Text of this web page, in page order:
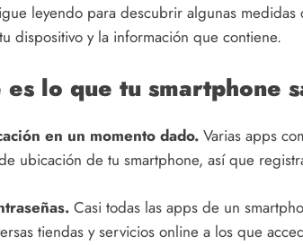
leyendo para descubrir algunas
dispositivo y la información que contiene.
es lo que tu smartphone
en un momento dado. Varias apps
ubicación de tu smartphone, así que
Casi todas las apps de un
tiendas y servicios online a los que